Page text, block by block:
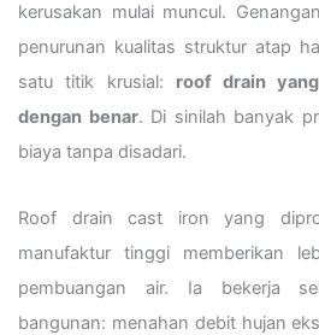
kerusakan mulai muncul.
penurunan kualitas struktur atap
satu titik krusial: roof drain
dengan benar. Di sinilah banyak
biaya tanpa disadari.
Roof drain cast iron yang
manufaktur tinggi memberikan
pembuangan air. Ia bekerja
bangunan: menahan debit hujan